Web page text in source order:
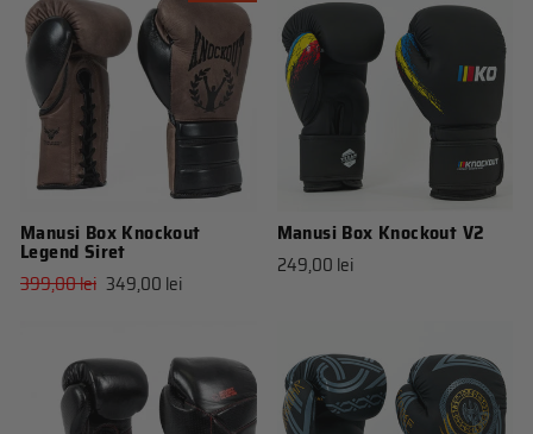
Manusi Box Knockout
Legend Siret
Pret
399,00 lei Pret
349,00 lei
Manusi Box Knockout V2
249,00 lei